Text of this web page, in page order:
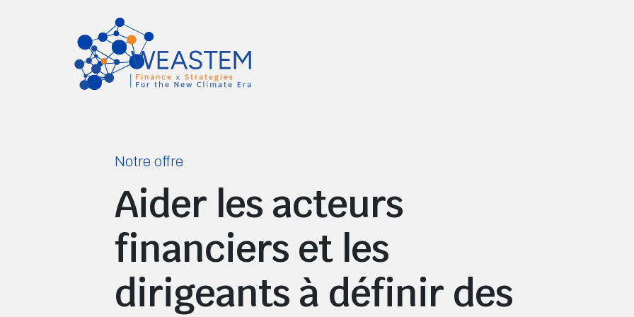
Notre offre
Aider les acteurs
financiers et les
dirigeants à définir des